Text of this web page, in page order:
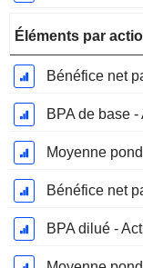
Éléments par
Bénéfice net
BPA de base
Moyenne
Bénéfice net
BPA dilué -